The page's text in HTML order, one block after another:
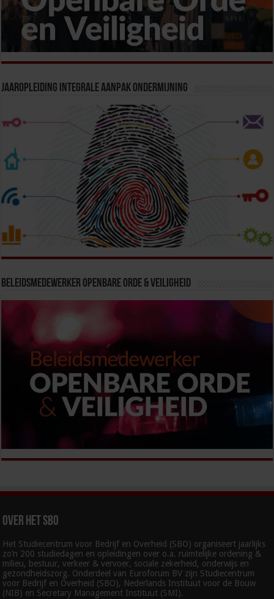
Jaaropleiding Integrale Aanpak Ondermijning
Beleidsmedewerker Openbare Orde & Veiligheid
Over het SBO
Het Studiecentrum voor Bedrijf en Overheid (SBO) organiseert jaarlijks
zo’n 200 studiedagen en opleidingen over o.a. ruimtelijke ordening &
milieu, bestuur, verkeer & vervoer, sociale zekerheid, onderwijs en
gezondheidszorg. Onderdeel van Euroforum BV zijn Studiecentrum
voor Bedrijf en Overheid (SBO), Nederlands Instituut voor de Bouw
(NIB) en Secretary Management Instituut (SMI).